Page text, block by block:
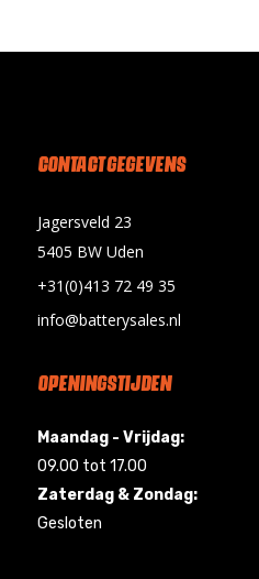
CONTACT GEGEVENS
Jagersveld 23
5405 BW Uden
+31(0)413 72 49 35
info@batterysales.nl
OPENINGSTIJDEN
Maandag - Vrijdag:
09.00 tot 17.00
Zaterdag & Zondag:
Gesloten